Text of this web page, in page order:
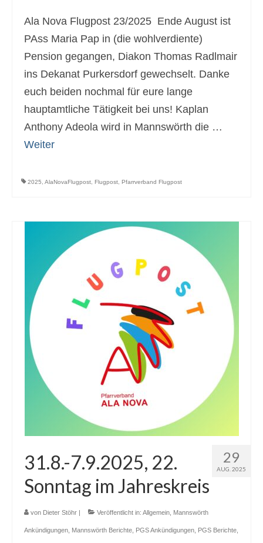
Ala Nova Flugpost 23/2025 Ende August ist
PAss Maria Pap in (die wohlverdiente)
Pension gegangen, Diakon Thomas Radlmair
ins Dekanat Purkersdorf gewechselt. Danke
euch beiden nochmal für eure lange
hauptamtliche Tätigkeit bei uns! Kaplan
Anthony Adeola wird in Mannswörth die …
Weiter
2025 AlaNovaFlugpost Flugpost Pfarrverband Flugpost
29
AUG. 2025
31.8.-7.9.2025, 22.
Sonntag im Jahreskreis
von Dieter Stöhr | Veröffentlicht in: Allgemein Mannswörth
Ankündigungen Mannswörth Berichte PGS Ankündigungen PGS Berichte